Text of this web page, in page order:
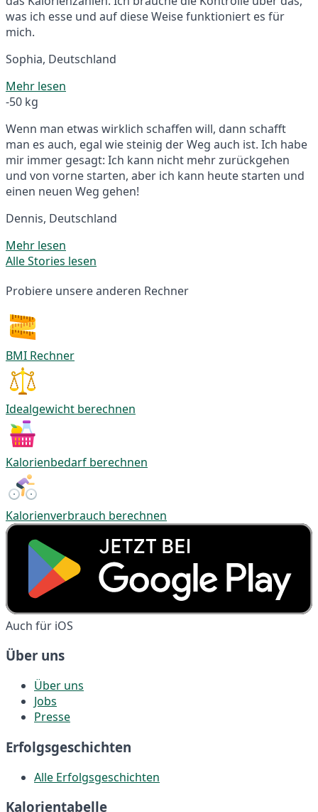
was ich esse und auf diese Weise funktioniert es für
mich.
Sophia, Deutschland
Mehr lesen
-50 kg
Wenn man etwas wirklich schaffen will, dann schafft
man es auch, egal wie steinig der Weg auch ist. Ich habe
mir immer gesagt: Ich kann nicht mehr zurückgehen
und von vorne starten, aber ich kann heute starten und
einen neuen Weg gehen!
Dennis, Deutschland
Mehr lesen
Alle Stories lesen
Probiere unsere anderen Rechner
BMI Rechner
Idealgewicht berechnen
Kalorienbedarf berechnen
Kalorienverbrauch berechnen
Auch für iOS
Über uns
Über uns
Jobs
Presse
Erfolgsgeschichten
Alle Erfolgsgeschichten
Kalorientabelle